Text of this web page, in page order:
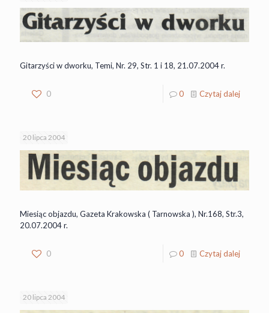
Gitarzyści w dworku, Temi, Nr. 29, Str. 1 i 18, 21.07.2004 r.
0 0 Czytaj dalej
20 lipca 2004
Miesiąc objazdu, Gazeta Krakowska ( Tarnowska ), Nr.168, Str.3,
20.07.2004 r.
0 0 Czytaj dalej
20 lipca 2004